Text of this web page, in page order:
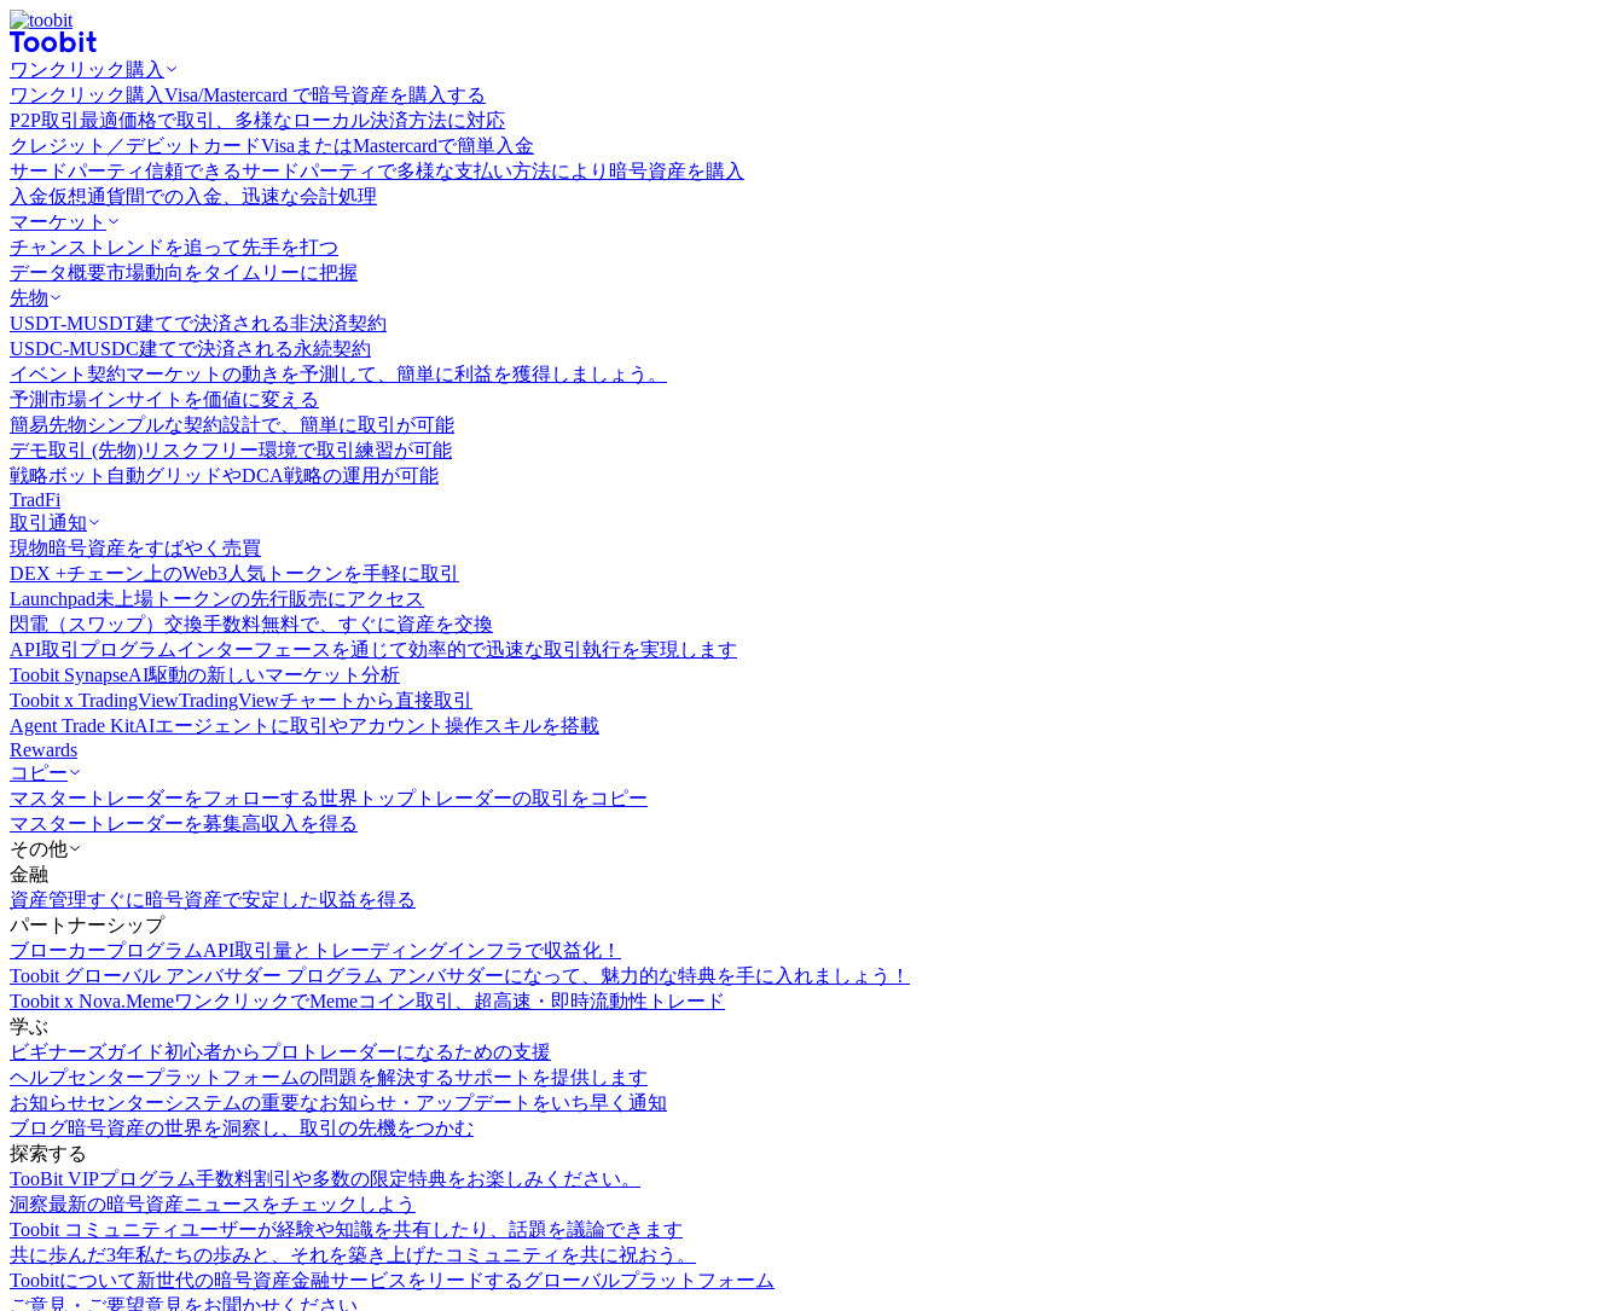
ワンクリック購入
ワンクリック購入Visa/Mastercard で暗号資産を購入する
P2P取引 最適価格で取引、多様なローカル決済方法に対応
クレジット／デビットカードVisaまたはMastercardで簡単入金
サードパーティ信頼できるサードパーティで多様な支払い方法により暗号資産を購入
入金仮想通貨間での入金、迅速な会計処理
マーケット
チャンス トレンドを追って先手を打つ
データ概要市場動向をタイムリーに把握
先物
USDT-MUSDT建てで決済される非決済契約
USDC-MUSDC建てで決済される永続契約
イベント契約マーケットの動きを予測して、簡単に利益を獲得しましょう。
予測市場インサイトを価値に変える
簡易先物シンプルな契約設計で、簡単に取引が可能
デモ取引 (先物)リスクフリー環境で取引練習が可能
戦略ボット 自動グリッドやDCA戦略の運用が可能
TradFi
取引通知
現物暗号資産をすばやく売買
DEX +チェーン上のWeb3人気トークンを手軽に取引
Launchpad未上場トークンの先行販売にアクセス
閃電（スワップ）交換手数料無料で、すぐに資産を交換
API取引 プログラムインターフェースを通じて効率的で迅速な取引執行を実現します
Toobit SynapseAI駆動の新しいマーケット分析
Toobit x TradingViewTradingViewチャートから直接取引
Agent Trade KitAIエージェントに取引やアカウント操作スキルを搭載
Rewards
コピー
マスタートレーダーをフォローする世界トップトレーダーの取引をコピー
マスタートレーダーを募集高収入を得る
その他
金融
資産管理すぐに暗号資産で安定した収益を得る
パートナーシップ
ブローカープログラムAPI取引量とトレーディングインフラで収益化！
Toobit グローバル アンバサダー プログラム アンバサダーになって、魅力的な特典を手に入れましょう！
Toobit x Nova.MemeワンクリックでMemeコイン取引、超高速・即時流動性トレード
学ぶ
ビギナーズガイド初心者からプロトレーダーになるための支援
ヘルプセンタープラットフォームの問題を解決するサポートを提供します
お知らせセンターシステムの重要なお知らせ・アップデートをいち早く通知
ブログ暗号資産の世界を洞察し、取引の先機をつかむ
探索する
TooBit VIPプログラム手数料割引や多数の限定特典をお楽しみください。
洞察最新の暗号資産ニュースをチェックしよう
Toobit コミュニティユーザーが経験や知識を共有したり、話題を議論できます
共に歩んだ3年私たちの歩みと、それを築き上げたコミュニティを共に祝おう。
Toobitについて新世代の暗号資産金融サービスをリードするグローバルプラットフォーム
ご意見・ご要望意見をお聞かせください